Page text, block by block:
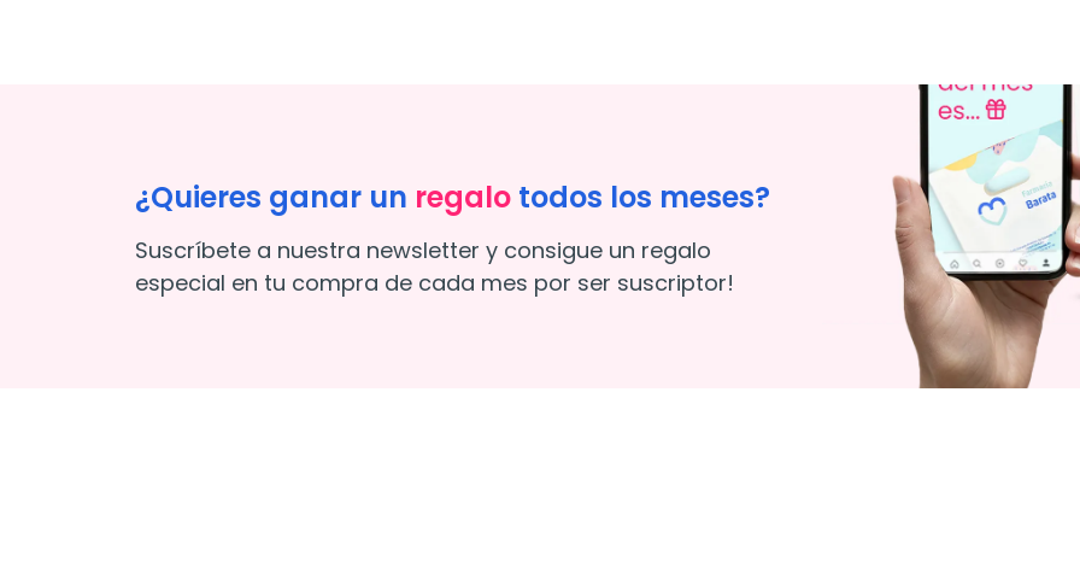
¿Quieres ganar un regalo todos los meses?
Suscríbete a nuestra newsletter y consigue un regalo
especial en tu compra de cada mes por ser suscriptor!